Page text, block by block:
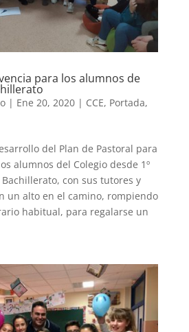
para los alumnos de
| Ene 20, 2020| CCE, Portada,
del Plan de Pastoral para
alumnos del Colegio desde 1º
Bachillerato, con sus tutores y
un alto en el camino, rompiendo
habitual, para regalarse un